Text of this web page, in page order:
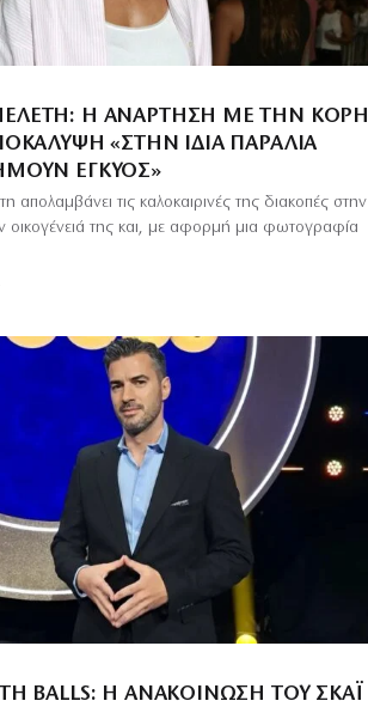
Η ΑΝΆΡΤΗΣΗ ΜΕ ΤΗΝ ΚΌΡΗ
«ΣΤΗΝ ΊΔΙΑ ΠΑΡΑΛΊΑ
ΈΓΚΥΟΣ»
απολαμβάνει τις καλοκαιρινές της διακοπές στην
οικογένειά της και, με αφορμή μια φωτογραφία
BALLS: Η ΑΝΑΚΟΊΝΩΣΗ ΤΟΥ ΣΚΑΪ